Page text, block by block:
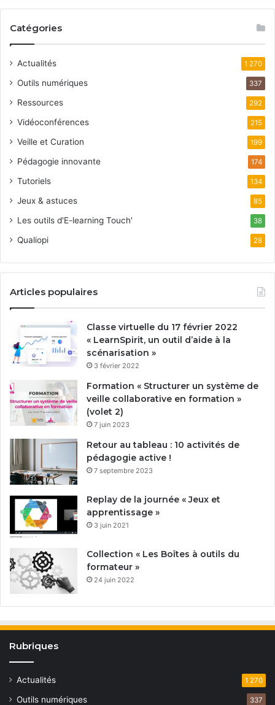
Catégories
Actualités 1 270
Outils numériques 337
Ressources 292
Vidéoconférences 215
Veille et Curation 199
Pédagogie innovante 174
Tutoriels 134
Jeux & astuces 85
Les outils d'E-learning Touch' 38
Qualiopi 28
Articles populaires
Classe virtuelle du 17 février 2022
« LearnSpirit, un outil d’aide à la
scénarisation »
3 février 2022
Formation « Structurer un système de
veille collaborative en formation »
(volet 2)
7 juin 2023
Retour au tableau : 10 activités de
pédagogie active !
7 septembre 2023
Replay de la journée « Jeux et
apprentissage »
3 juin 2021
Collection « Les Boîtes à outils du
formateur »
24 juin 2022
Rubriques
Actualités 1 270
Outils numériques 337